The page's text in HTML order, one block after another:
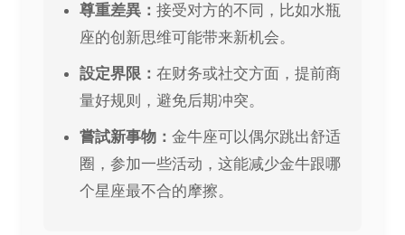
尊重差異： 接受对方的不同，比如水瓶
座的创新思维可能带来新机会。
設定界限： 在财务或社交方面，提前商
量好规则，避免后期冲突。
嘗試新事物： 金牛座可以偶尔跳出舒适
圈，参加一些活动，这能减少金牛跟哪
个星座最不合的摩擦。